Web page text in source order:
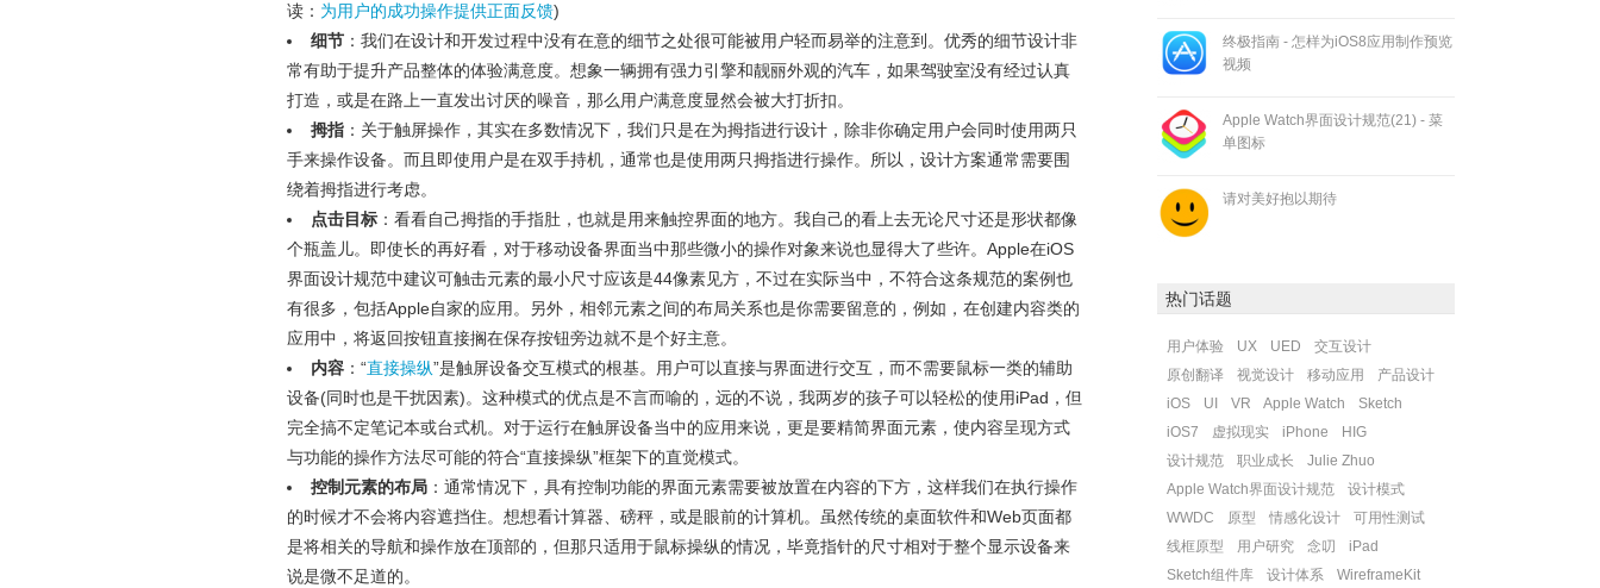
读： 为用户的成功操作提供正面反馈)
细节：我们在设计和开发过程中没有在意的细节之处很可能被用户轻而易举的注意到。优秀的细节设计非
常有助于提升产品整体的体验满意度。想象一辆拥有强力引擎和靓丽外观的汽车，如果驾驶室没有经过认真
打造，或是在路上一直发出讨厌的噪音，那么用户满意度显然会被大打折扣。
拇指：关于触屏操作，其实在多数情况下，我们只是在为拇指进行设计，除非你确定用户会同时使用两只
手来操作设备。而且即使用户是在双手持机，通常也是使用两只拇指进行操作。所以，设计方案通常需要围
绕着拇指进行考虑。
点击目标：看看自己拇指的手指肚，也就是用来触控界面的地方。我自己的看上去无论尺寸还是形状都像
个瓶盖儿。即使长的再好看，对于移动设备界面当中那些微小的操作对象来说也显得大了些许。Apple在iOS
界面设计规范中建议可触击元素的最小尺寸应该是44像素见方，不过在实际当中，不符合这条规范的案例也
有很多，包括Apple自家的应用。另外，相邻元素之间的布局关系也是你需要留意的，例如，在创建内容类的
应用中，将返回按钮直接搁在保存按钮旁边就不是个好主意。
内容：“直接操纵”是触屏设备交互模式的根基。用户可以直接与界面进行交互，而不需要鼠标一类的辅助
设备(同时也是干扰因素)。这种模式的优点是不言而喻的，远的不说，我两岁的孩子可以轻松的使用iPad，但
完全搞不定笔记本或台式机。对于运行在触屏设备当中的应用来说，更是要精简界面元素，使内容呈现方式
与功能的操作方法尽可能的符合“直接操纵”框架下的直觉模式。
控制元素的布局：通常情况下，具有控制功能的界面元素需要被放置在内容的下方，这样我们在执行操作
的时候才不会将内容遮挡住。想想看计算器、磅秤，或是眼前的计算机。虽然传统的桌面软件和Web页面都
是将相关的导航和操作放在顶部的，但那只适用于鼠标操纵的情况，毕竟指针的尺寸相对于整个显示设备来
说是微不足道的。
终极指南 - 怎样为iOS8应用制作预览
视频
Apple Watch界面设计规范(21) - 菜
单图标
请对美好抱以期待
热门话题
用户体验 UX UED
交互设计
原创翻译
视觉设计 移动应用
产品设计
iOS
UI VR Apple Watch
Sketch
iOS7
虚拟现实 iPhone
HIG
设计规范
职业成长
Julie Zhuo
Apple Watch界面设计规范
设计模式
WWDC
原型 情感化设计
可用性测试
线框原型
用户研究 念叨
iPad
Sketch组件库
设计体系
WireframeKit